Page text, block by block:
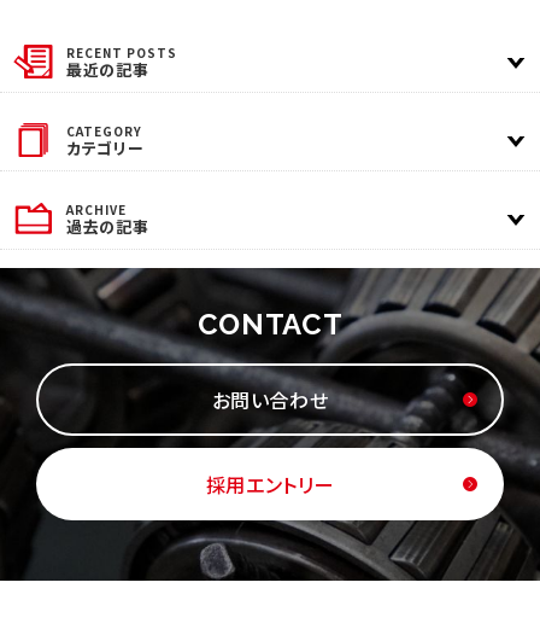
最近の記事
カテゴリー
過去の記事
CONTACT
お問い合わせ
採用エントリー